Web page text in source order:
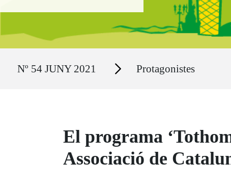
Nº 54 JUNY 2021 Secciones Protagonistes
El programa
Associació de